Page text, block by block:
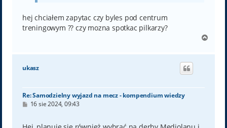
hej chciałem zapytac czy byles pod centrum
treningowym ?? czy mozna spotkac pilkarzy?
g
ukasz
Re: Samodzielny wyjazd na mecz - kompendium wiedzy
P
t
16 sie 2024, 09:43